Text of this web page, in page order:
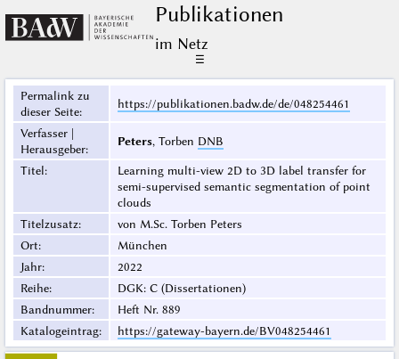
Publikationen
im Netz
☰
Permalink zu
dieser Seite:
https://publikationen.badw.de/de/048254461
Verfasser |
Herausgeber:
Peters, Torben DNB
Titel:
Learning multi-view 2D to 3D label transfer for
semi-supervised semantic segmentation of point
clouds
Titelzusatz:
von M.Sc. Torben Peters
Ort:
München
Jahr:
2022
Reihe:
DGK: C (Dissertationen)
Bandnummer:
Heft Nr. 889
Katalogeintrag: https://gateway-bayern.de/BV048254461